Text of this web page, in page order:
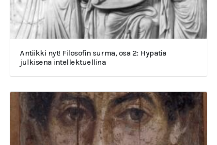
Antiikki nyt! Filosofin surma, osa 2: Hypatia
julkisena intellektuellina